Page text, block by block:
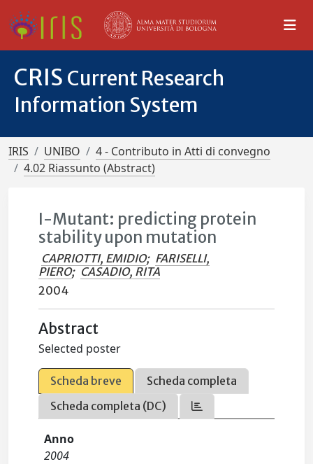
CRIS Current Research
Information System
IRIS UNIBO
4 - Contributo in Atti di convegno
4.02 Riassunto (Abstract)
I-Mutant: predicting protein
stability upon mutation
CAPRIOTTI, EMIDIO; FARISELLI,
PIERO; CASADIO, RITA
2004
Abstract
Selected poster
Scheda breve
Scheda completa
Scheda completa (DC)
Anno
2004